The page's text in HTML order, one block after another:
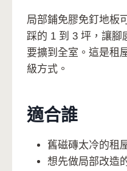
局部鋪免膠免釘地板
踩的 1 到 3 坪，讓腳
要擴到全室。這是租
級方式。
適合誰
舊磁磚太冷的租
想先做局部改造